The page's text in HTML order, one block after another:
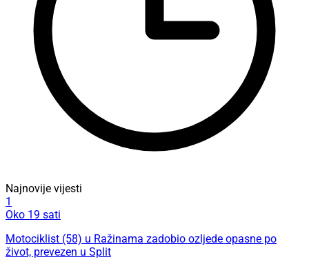
Najnovije vijesti
1
Oko 19 sati
Motociklist (58) u Ražinama zadobio ozljede opasne po
život, prevezen u Split